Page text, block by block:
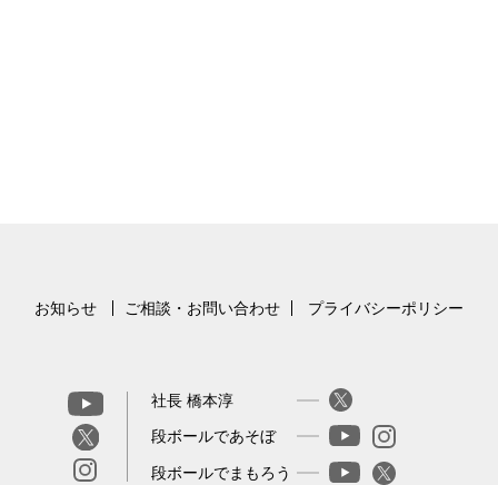
お知らせ ご相談・お問い合わせ プライバシーポリシー
社長 橋本淳
段ボールであそぼ
段ボールでまもろう